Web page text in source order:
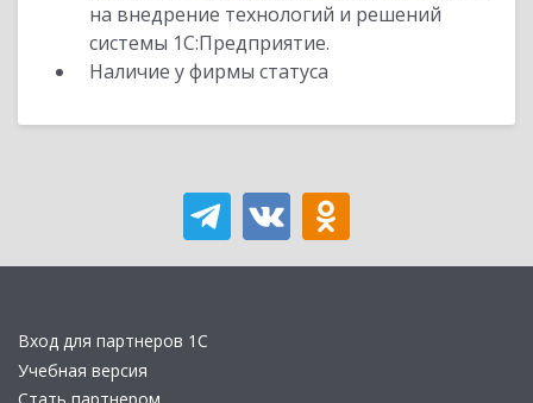
на внедрение технологий и решений
системы 1С:Предприятие.
Наличие у фирмы статуса
Вход для партнеров 1С
Учебная версия